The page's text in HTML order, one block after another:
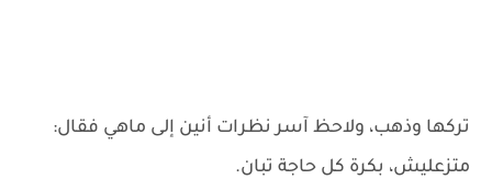
تركها وذهب، ولاحظ آسر نظرات أنين إلى ماهي فقال:
متزعليش، بكرة كل حاجة تبان.